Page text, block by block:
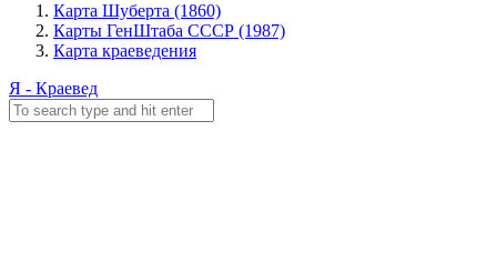
Карта Шуберта (1860)
Карты ГенШтаба СССР (1987)
Карта краеведения
Я - Краевед